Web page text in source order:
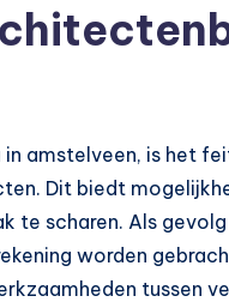
amstelveen, is het
Dit biedt
te scharen. Als
worden
tussen